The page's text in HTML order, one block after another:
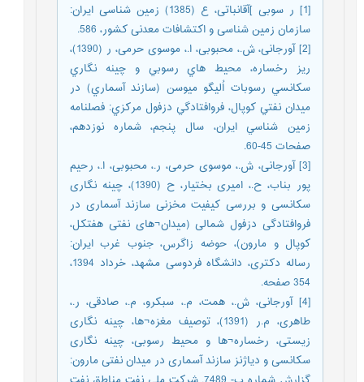
[1] ر سوبی ]آقانباتی، ع (1385) زمین شناسی ایران:
سازمان زمین شناسی و اکتشافات معدنی کشور، 586.
[2] آورجانی، ش.، محبوبی، ا.، موسوی حرمی، ر (1390)،
ريز رخساره، محيط هاي رسوبي و چينه نگاري
سكانسي رسوبات اُليگو ميوسن (سازند آسماري) در
ميدان نفتي كوپال، فروافتادگي دزفول مركزي: فصلنامه
زمين شناسي ايران، سال پنجم، شماره نوزدهم،
صفحات 45-60.
[3] آورجانی، ش.، موسوی حرمی، ر.، محبوبی، ا.، رحیم
پور بناب، ح.، امیری بختیار، ح (1390)، چینه نگاری
سکانسی و بررسی کیفیت مخزنی سازند آسماری در
فروافتادگی دزفول شمالی (میدان¬های نفتی هفتکل،
کوپال و مارون)، حوضه زاگرس، جنوب غرب ایران:
رساله دکتری، دانشگاه فردوسی مشهد، خرداد 1394،
354 صفحه.
[4] آورجانی، ش.، همت، م.، سبکرو، م.، صادقی، ر.،
طاهری، م.ر (1391)، توصیف مغزه¬ها، چینه نگاری
زیستی، رخساره¬ها و محیط رسوبی، چینه نگاری
سکانسی و دیاژنز سازند آسماری در میدان نفتی مارون: